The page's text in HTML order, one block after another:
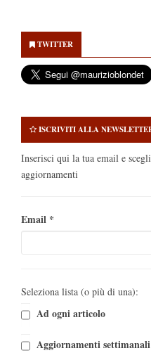
Sidebar
TWITTER
ISCRIVITI ALLA
Inserisci qui la tua email e
aggiornamenti
Email *
Seleziona lista (o più di una):
Ad ogni articolo
Aggiornamenti settimanali